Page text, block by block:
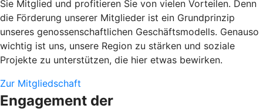
Sie Mitglied und profitieren Sie von vielen Vorteilen. Denn
die Förderung unserer Mitglieder ist ein Grundprinzip
unseres genossenschaftlichen Geschäftsmodells. Genauso
wichtig ist uns, unsere Region zu stärken und soziale
Projekte zu unterstützen, die hier etwas bewirken.
Zur Mitgliedschaft
Engagement der